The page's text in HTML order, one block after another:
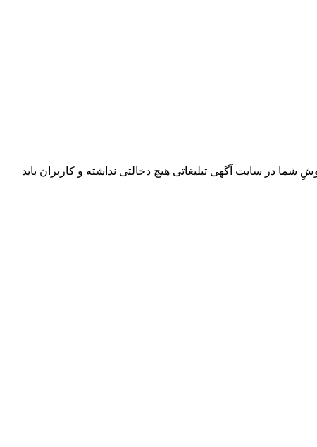
در سایت آگهی تبلیغاتی هیچ دخالتی نداشته و کاربران باید